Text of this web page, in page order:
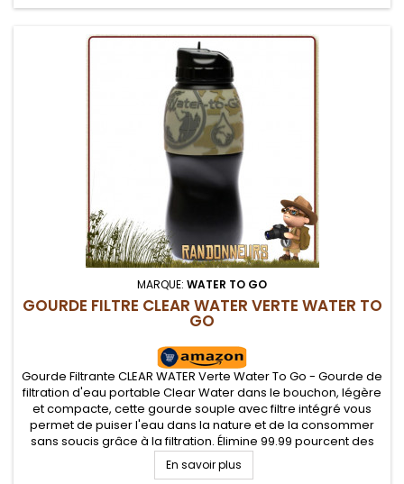
MARQUE: WATER TO GO
GOURDE FILTRE CLEAR WATER VERTE WATER TO
GO
Gourde Filtrante CLEAR WATER Verte Water To Go - Gourde de
filtration d'eau portable Clear Water dans le bouchon, légère
et compacte, cette gourde souple avec filtre intégré vous
permet de puiser l'eau dans la nature et de la consommer
sans soucis grâce à la filtration. Élimine 99.99 pourcent des
organismes ainsi que les sédiments et certains métaux
lourds
En savoir plus